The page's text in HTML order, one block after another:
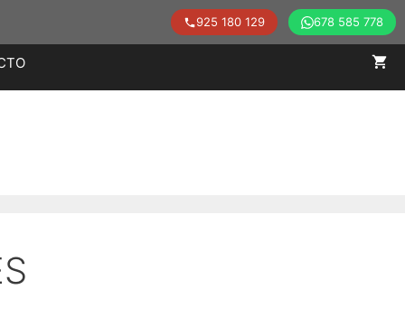
925 180 129 678 585 778